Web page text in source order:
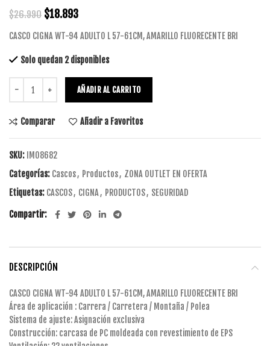
$26.990 $18.893
CASCO CIGNA WT-94 ADULTO L 57-61CM, AMARILLO FLUORECENTE BRI
Solo quedan 2 disponibles
AÑADIR AL CARRITO
Comparar Añadir a Favoritos
SKU: IM08682
Categorías: Cascos, Productos, ZONA OUTLET EN OFERTA
Etiquetas: CASCOS, CIGNA, PRODUCTOS, SEGURIDAD
Compartir
DESCRIPCIÓN
CASCO CIGNA WT-94 ADULTO L 57-61CM, AMARILLO FLUORECENTE BRI
Área de aplicación : Carrera / Carretera / Montaña / Polea
Sistema de ajuste: Asignación exclusiva
Construcción: carcasa de PC moldeada con revestimiento de EPS